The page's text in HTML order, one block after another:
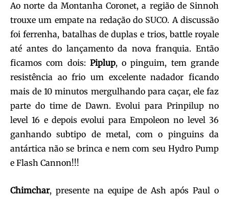
Ao norte da Montanha Coronet, a região de Sinnoh
trouxe um empate na redação do SUCO. A discussão
foi ferrenha, batalhas de duplas e trios, battle royale
até antes do lançamento da nova franquia. Então
ficamos com dois: Piplup, o pinguim, tem grande
resistência ao frio um excelente nadador ficando
mais de 10 minutos mergulhando para caçar, ele faz
parte do time de Dawn. Evolui para Prinpilup no
level 16 e depois evolui para Empoleon no level 36
ganhando subtipo de metal, com o pinguins da
antártica não se brinca e nem com seu Hydro Pump
e Flash Cannon!!!
Chimchar, presente na equipe de Ash após Paul o